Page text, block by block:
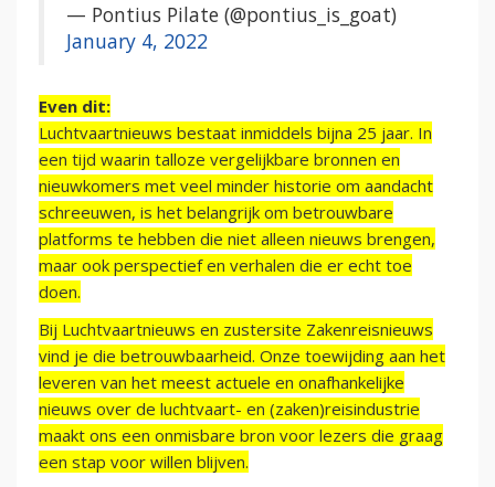
— Pontius Pilate (@pontius_is_goat)
January 4, 2022
Even dit:
Luchtvaartnieuws bestaat inmiddels bijna 25 jaar. In
een tijd waarin talloze vergelijkbare bronnen en
nieuwkomers met veel minder historie om aandacht
schreeuwen, is het belangrijk om betrouwbare
platforms te hebben die niet alleen nieuws brengen,
maar ook perspectief en verhalen die er echt toe
doen.
Bij Luchtvaartnieuws en zustersite Zakenreisnieuws
vind je die betrouwbaarheid. Onze toewijding aan het
leveren van het meest actuele en onafhankelijke
nieuws over de luchtvaart- en (zaken)reisindustrie
maakt ons een onmisbare bron voor lezers die graag
een stap voor willen blijven.